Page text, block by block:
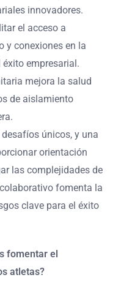
innovadores.
el acceso a
y conexiones en la
empresarial.
mejora la salud
de aislamiento
únicos, y una
orientación
las complejidades de
fomenta la
clave para el éxito
fomentar el
atletas?